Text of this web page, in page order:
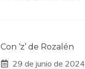
Con ‘z’ de Rozalén
29 de junio de 2024